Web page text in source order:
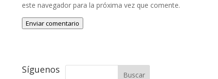
este navegador para la próxima vez que comente.
Enviar comentario
Síguenos